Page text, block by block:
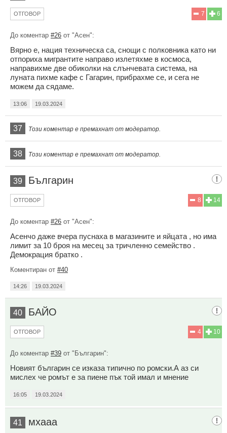
6
7
ОТГОВОР
До коментар #26 от "Асен":
Вярно е, нация техническа са, снощи с полковника като ни
отпориха мигрантите направо излетяхме в космоса,
направихме две обиколки на слънчевата система, на
луната пихме кафе с Гагарин, прибрахме се, и сега не
можем да сядаме.
13:06 19.03.2024
37 Този коментар е премахнат от модератор.
38 Този коментар е премахнат от модератор.
39 Българин
14
8
ОТГОВОР
До коментар #26 от "Асен":
Асенчо даже вчера пуснаха в магазините и яйцата , но има
лимит за 10 броя на месец за тричленно семейство .
Демокрация братко .
Коментиран от #40
14:26 19.03.2024
40 БАЙО
10
4
ОТГОВОР
До коментар #39 от "Българин":
Новият българин се изказа типично по ромски.А аз си
мислех че ромът е за пиене пък той имал и мнение
16:05 19.03.2024
41 мхааа